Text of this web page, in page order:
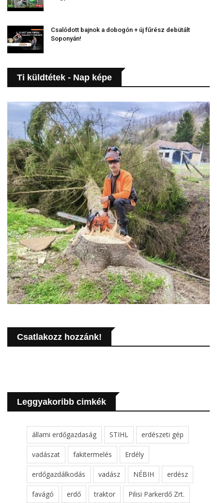
Csalódott bajnok a dobogón + új fűrész debütált
Soponyán!
Ti küldtétek - Nap képe
Csatlakozz hozzánk!
Leggyakoribb cimkék
állami erdőgazdaság STIHL erdészeti gép
vadászat fakitermelés Erdély
erdőgazdálkodás vadász NÉBIH erdész
favágó erdő traktor Pilisi Parkerdő Zrt.